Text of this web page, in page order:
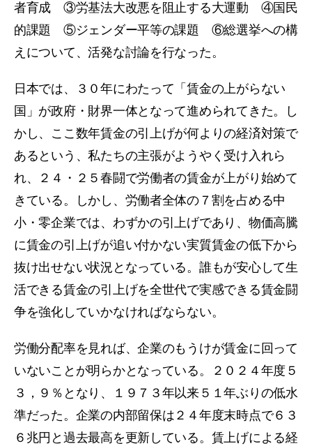
者育成 ③労基法大改悪を阻止する大運動 ④国民
的課題 ⑤ジェンダー平等の課題 ⑥総選挙への構
えについて、活発な討論を行なった。
日本では、３０年にわたって「賃金の上がらない
国」が政府・財界一体となって進められてきた。し
かし、ここ数年賃金の引上げが何よりの経済対策で
あるという、私たちの主張がようやく受け入れら
れ、２４・２５春闘で労働者の賃金が上がり始めて
きている。しかし、労働者全体の７割を占める中
小・零企業では、わずかの引上げであり、物価高騰
に賃金の引上げが追い付かない実質賃金の低下から
抜け出せない状況となっている。誰もが安心して生
活できる賃金の引上げを全世代で実感できる賃金闘
争を強化していかなければならない。
労働分配率を見れば、企業のもうけが賃金に回って
いないことが明らかとなっている。２０２４年度５
３，９％となり、１９７３年以来５１年ぶりの低水
準だった。企業の内部留保は２４年度末時点で６３
６兆円と過去最高を更新している。賃上げによる経